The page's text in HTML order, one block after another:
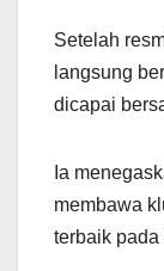
Setelah
langsung
dicapai
Ia
membawa
terbaik pada